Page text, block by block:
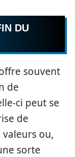
DU
souvent
de
ci peut se
de
ou,
sorte